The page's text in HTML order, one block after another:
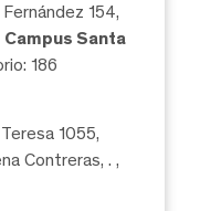
154,
Campus Santa
186
1055,
Contreras, .,